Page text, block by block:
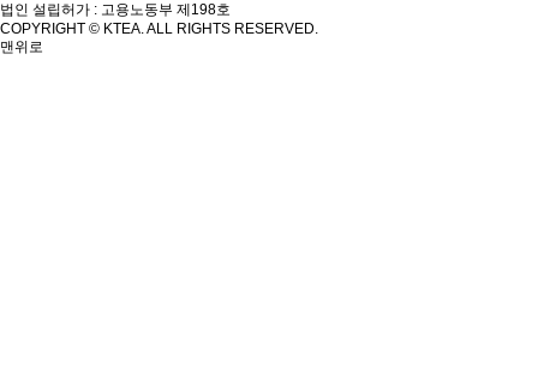
법인 설립허가 : 고용노동부 제198호
COPYRIGHT © KTEA. ALL RIGHTS RESERVED.
맨위로